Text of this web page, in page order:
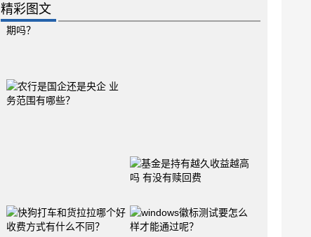
精彩图文